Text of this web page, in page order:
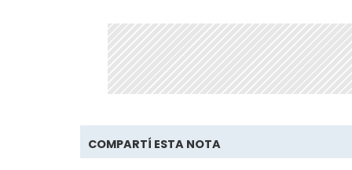
COMPARTÍ ESTA NOTA